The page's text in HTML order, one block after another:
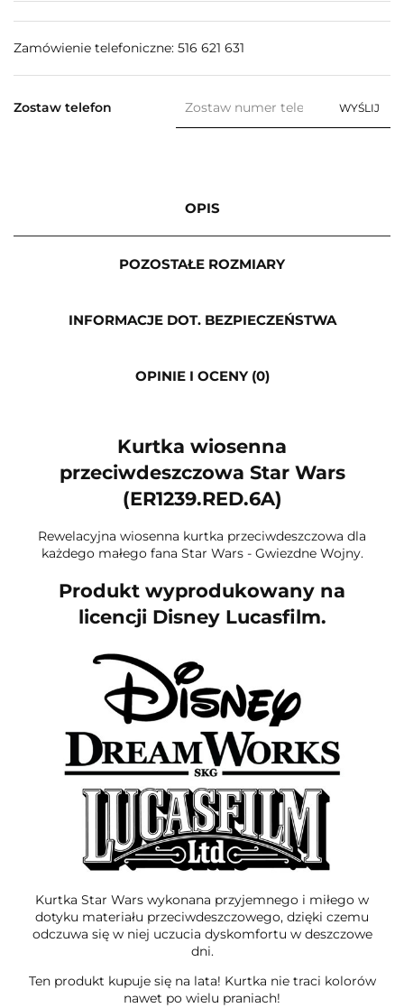
Zamówienie telefoniczne: 516 621 631
Zostaw telefon WYŚLIJ
OPIS
POZOSTAŁE ROZMIARY
INFORMACJE DOT. BEZPIECZEŃSTWA
OPINIE I OCENY (0)
Kurtka wiosenna
przeciwdeszczowa Star Wars
(ER1239.RED.6A)
Rewelacyjna wiosenna kurtka przeciwdeszczowa dla
każdego małego fana Star Wars - Gwiezdne Wojny.
Produkt wyprodukowany na
licencji Disney Lucasfilm.
Kurtka Star Wars wykonana przyjemnego i miłego w
dotyku materiału przeciwdeszczowego, dzięki czemu
odczuwa się w niej uczucia dyskomfortu w deszczowe
dni.
Ten produkt kupuje się na lata! Kurtka nie traci kolorów
nawet po wielu praniach!